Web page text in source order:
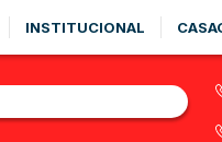
INSTITUCIONAL